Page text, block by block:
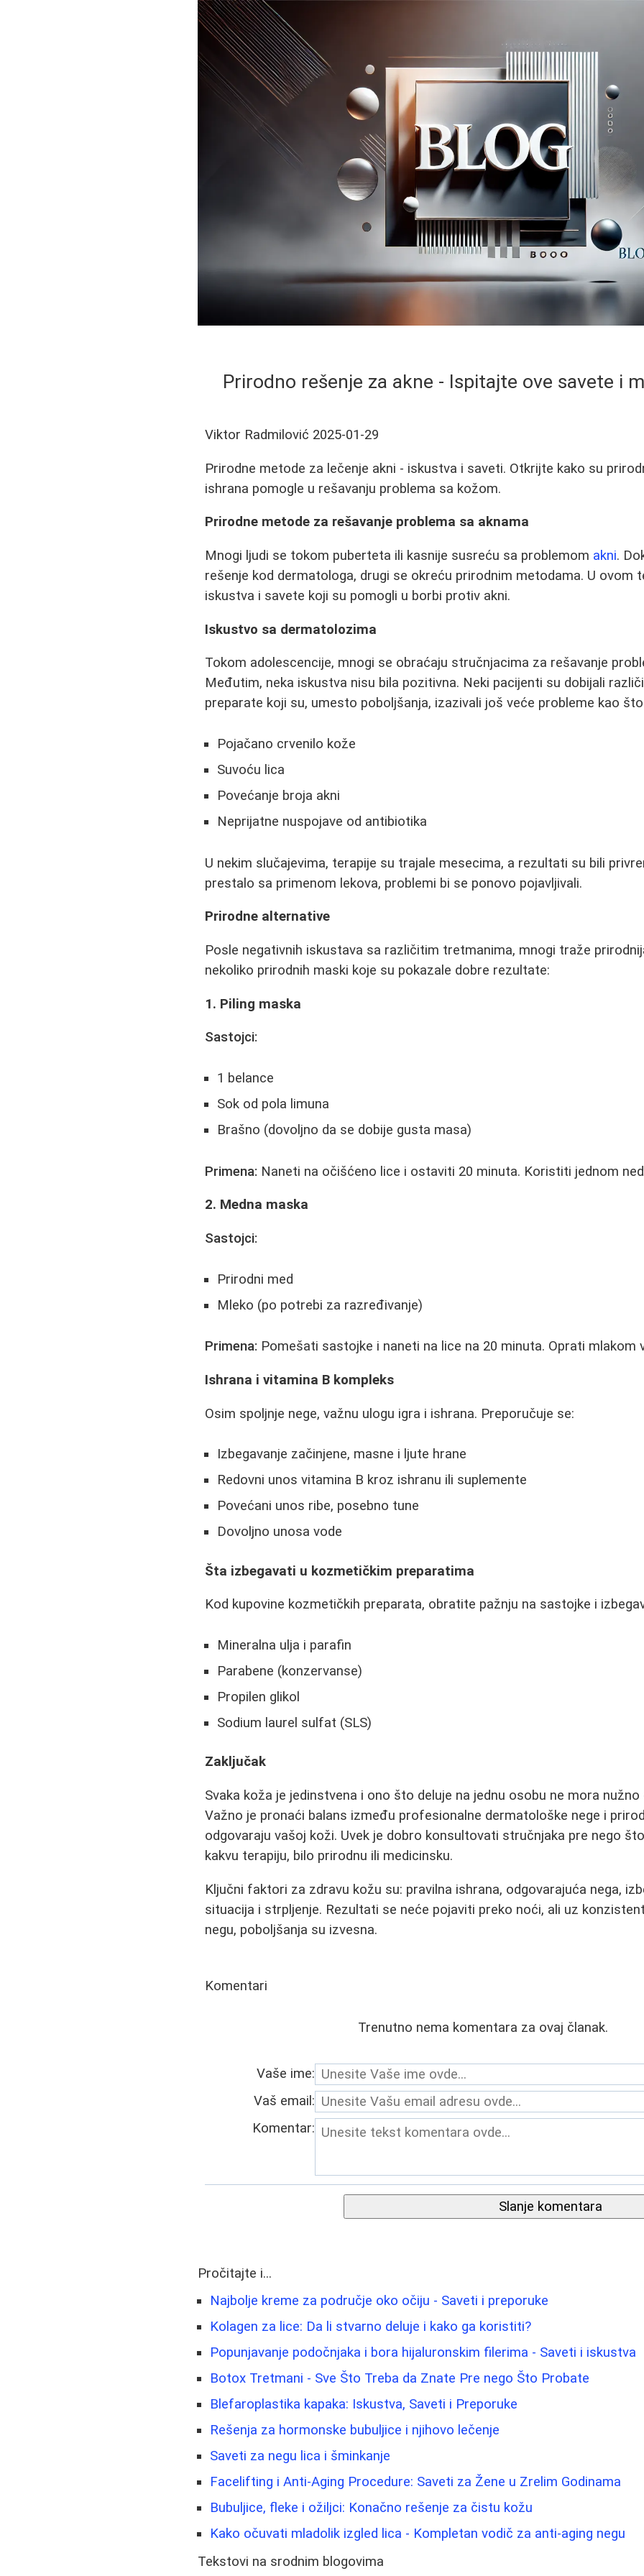
Prirodno rešenje za akne - Ispitajte ove savete i
Viktor Radmilović 2025-01-29
Prirodne metode za lečenje akni - iskustva i saveti. Otkrijte kako su
ishrana pomogle u rešavanju problema sa kožom.
Prirodne metode za rešavanje problema sa aknama
Mnogi ljudi se tokom puberteta ili kasnije susreću sa problemom akni.
rešenje kod dermatologa, drugi se okreću prirodnim metodama. U ovom
iskustva i savete koji su pomogli u borbi protiv akni.
Iskustvo sa dermatolozima
Tokom adolescencije, mnogi se obraćaju stručnjacima za rešavanje
Međutim, neka iskustva nisu bila pozitivna. Neki pacijenti su dobijali
preparate koji su, umesto poboljšanja, izazivali još veće probleme kao
Pojačano crvenilo kože
Suvoću lica
Povećanje broja akni
Neprijatne nuspojave od antibiotika
U nekim slučajevima, terapije su trajale mesecima, a rezultati su bili
prestalo sa primenom lekova, problemi bi se ponovo pojavljivali.
Prirodne alternative
Posle negativnih iskustava sa različitim tretmanima, mnogi traže
nekoliko prirodnih maski koje su pokazale dobre rezultate:
1. Piling maska
Sastojci:
1 belance
Sok od pola limuna
Brašno (dovoljno da se dobije gusta masa)
Primena: Naneti na očišćeno lice i ostaviti 20 minuta. Koristiti jednom
2. Medna maska
Sastojci:
Prirodni med
Mleko (po potrebi za razređivanje)
Primena: Pomešati sastojke i naneti na lice na 20 minuta. Oprati mlakom
Ishrana i vitamina B kompleks
Osim spoljnje nege, važnu ulogu igra i ishrana. Preporučuje se:
Izbegavanje začinjene, masne i ljute hrane
Redovni unos vitamina B kroz ishranu ili suplemente
Povećani unos ribe, posebno tune
Dovoljno unosa vode
Šta izbegavati u kozmetičkim preparatima
Kod kupovine kozmetičkih preparata, obratite pažnju na sastojke i
Mineralna ulja i parafin
Parabene (konzervanse)
Propilen glikol
Sodium laurel sulfat (SLS)
Zaključak
Svaka koža je jedinstvena i ono što deluje na jednu osobu ne mora nužno
Važno je pronaći balans između profesionalne dermatološke nege i
odgovaraju vašoj koži. Uvek je dobro konsultovati stručnjaka pre nego
kakvu terapiju, bilo prirodnu ili medicinsku.
Ključni faktori za zdravu kožu su: pravilna ishrana, odgovarajuća nega,
situacija i strpljenje. Rezultati se neće pojaviti preko noći, ali uz
negu, poboljšanja su izvesna.
Komentari
Trenutno nema komentara za ovaj članak.
Vaše ime:
Vaš email:
Komentar:
Slanje komentara
Pročitajte i...
Najbolje kreme za područje oko očiju - Saveti i preporuke
Kolagen za lice: Da li stvarno deluje i kako ga koristiti?
Popunjavanje podočnjaka i bora hijaluronskim filerima - Saveti i iskustva
Botox Tretmani - Sve Što Treba da Znate Pre nego Što Probate
Blefaroplastika kapaka: Iskustva, Saveti i Preporuke
Rešenja za hormonske bubuljice i njihovo lečenje
Saveti za negu lica i šminkanje
Facelifting i Anti-Aging Procedure: Saveti za Žene u Zrelim Godinama
Bubuljice, fleke i ožiljci: Konačno rešenje za čistu kožu
Kako očuvati mladolik izgled lica - Kompletan vodič za anti-aging negu
Tekstovi na srodnim blogovima